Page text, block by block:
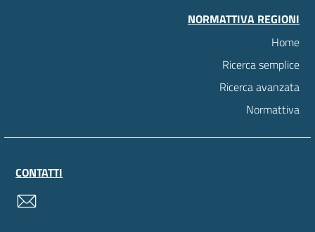
NORMATTIVA REGIONI
Home
Ricerca semplice
Ricerca avanzata
Normattiva
CONTATTI